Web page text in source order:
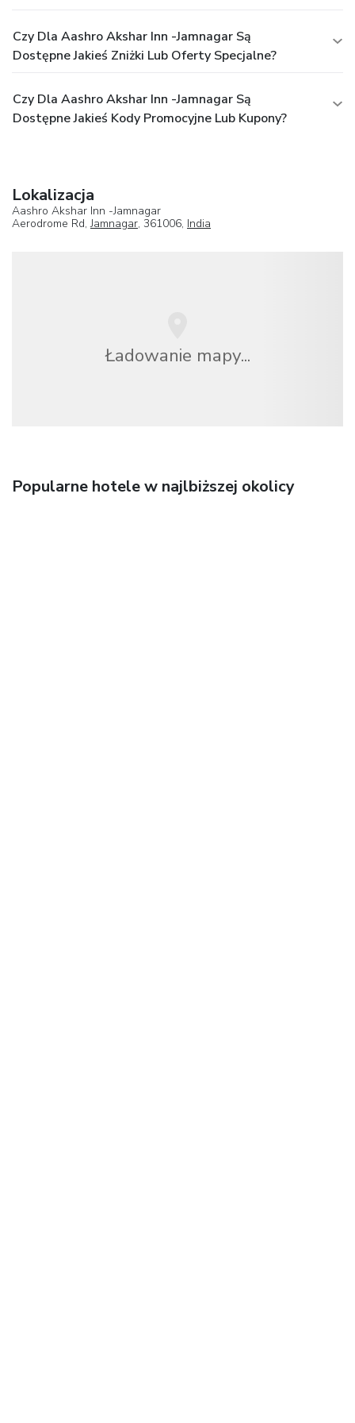
Czy Dla Aashro Akshar Inn -Jamnagar Są
Dostępne Jakieś Zniżki Lub Oferty Specjalne?
Czy Dla Aashro Akshar Inn -Jamnagar Są
Dostępne Jakieś Kody Promocyjne Lub Kupony?
Lokalizacja
Aashro Akshar Inn -Jamnagar
Aerodrome Rd,Jamnagar, 361006, India
Ładowanie mapy...
Popularne hotele w najlbiższej okolicy